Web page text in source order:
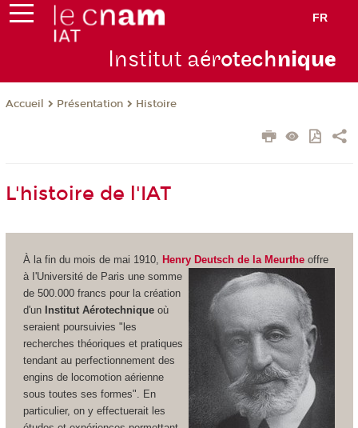
FR
Institut aérotechnique
Accueil Présentation Histoire
L'histoire de l'IAT
À la fin du mois de mai 1910, Henry Deutsch de la Meurthe offre
à I'Université de Paris une somme
de 500.000 francs pour la création
d'un Institut Aérotechniqueoù
seraient poursuivies "les
recherches théoriques et pratiques
tendant au perfectionnement des
engins de locomotion aérienne
sous toutes ses formes". En
particulier, on y effectuerait les